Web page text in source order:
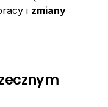
i zmiany